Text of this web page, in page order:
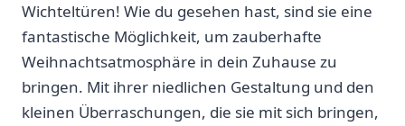
Wichteltüren! Wie du gesehen‌ hast, sind sie eine
fantastische Möglichkeit, um zauberhafte
Weihnachtsatmosphäre in dein⁢ Zuhause zu
‍bringen. Mit ihrer niedlichen Gestaltung und ⁢den
kleinen⁣ Überraschungen,⁢ die sie ⁢mit sich bringen,